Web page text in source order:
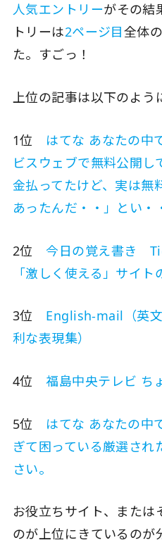
人気エントリーがその結
トリーは2ページ目全体
た。すごっ！
上位の記事は以下のよう
1位 はてな あなたの中
ビスウェブで無料公開し
金払ってたけど、実は無
あったんだ・・」とい・
2位今日の覚え書き
「激しく使える」サイ
3位 English-mail（英
利な表現集）
4位 福島中央テレビ ち
5位 はてな あなたの中
ぎて困っている厳選され
さい。
お役立ちサイト、または
のが上位にきているのが